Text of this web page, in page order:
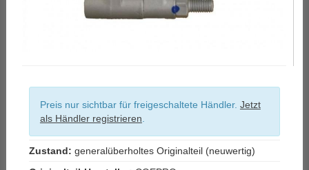
Preis nur sichtbar für freigeschaltete Händler. Jetzt
als Händler registrieren
Zustand: generalüberholtes Originalteil (neuwertig)